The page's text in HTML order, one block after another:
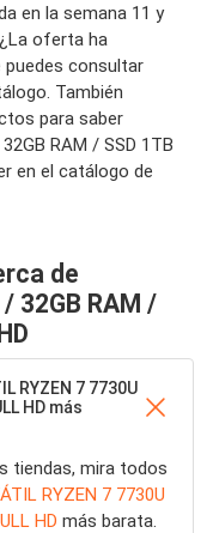
en la semana 11 y
oferta ha
puedes consultar
También
para saber
RAM / SSD 1TB
en el catálogo de
de
32GB RAM /
RYZEN 7 7730U
HD más
tiendas, mira todos
RYZEN 7 7730U
HD más barata.